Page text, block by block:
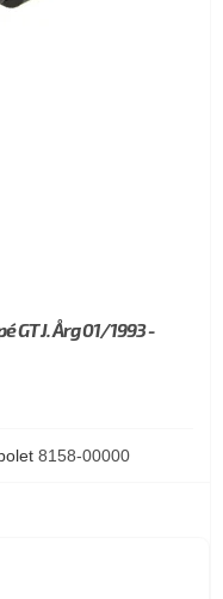
GT J. Årg 01/1993 -
8158-00000